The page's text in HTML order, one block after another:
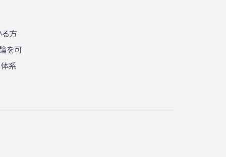
方
を可
系